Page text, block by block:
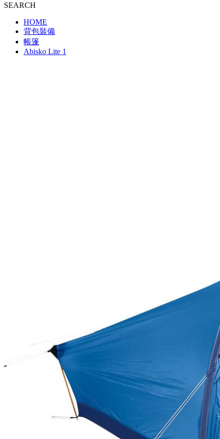
SEARCH
HOME
背包裝備
帳篷
Abisko Lite 1